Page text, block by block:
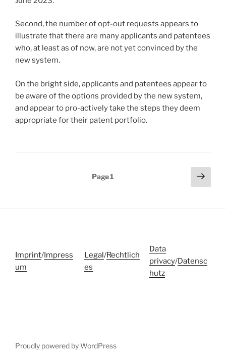
Second, the number of opt-out requests appears to
illustrate that there are many applicants and patentees
who, at least as of now, are not yet convinced by the
new system.
On the bright side, applicants and patentees appear to
be aware of the options provided by the new system,
and appear to pro-actively take the steps they deem
appropriate for their patent portfolio.
Page1
Next
page
Imprint/Impress
um
Legal/Rechtlich
es
Data
privacy/Datensc
hutz
Proudly powered by WordPress